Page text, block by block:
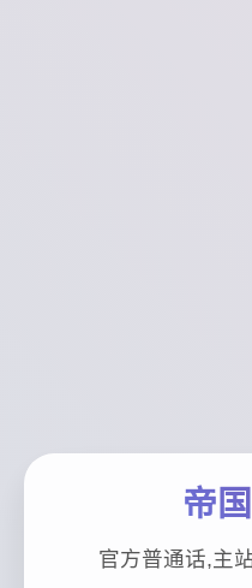
帝
官方普通话,主